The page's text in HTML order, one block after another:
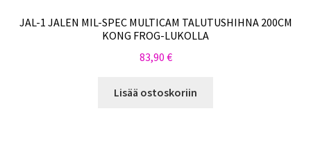
JAL-1 JALEN MIL-SPEC MULTICAM TALUTUSHIHNA 200CM
KONG FROG-LUKOLLA
83,90 €
Lisää ostoskoriin